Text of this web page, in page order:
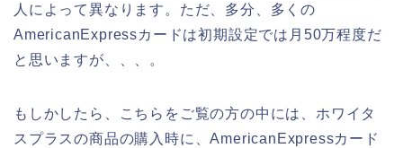
人によって異なります。ただ、多分、多くの
AmericanExpressカードは初期設定では月50万程度だ
と思いますが、、、。
もしかしたら、こちらをご覧の方の中には、ホワイタ
スプラスの商品の購入時に、AmericanExpressカード